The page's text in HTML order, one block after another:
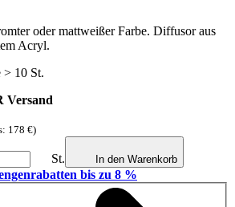
oder mattweißer Farbe. Diffusor aus
Acryl.
> 10 St.
Versand
178 €)
St. In den Warenkorb
bis zu 8 %